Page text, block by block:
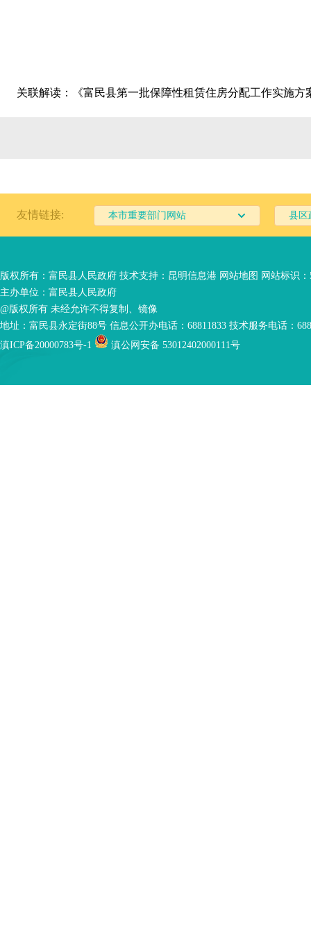
关联解读： 《富民县第一批保障性租赁住房分配工作实施
友情链接: 本市重要部门网站 县区
版权所有：富民县人民政府 技术支持： 昆明信息港 网站地图 网站标识：
主办单位：富民县人民政府
@版权所有 未经允许不得复制、镜像
地址：富民县永定街88号 信息公开办电话：68811833 技术服务电话：
滇ICP备20000783号-1
滇公网安备 53012402000111号